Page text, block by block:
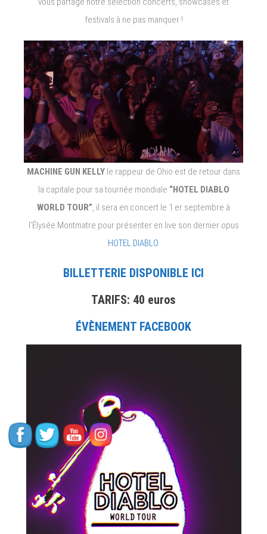
Common,
Baam,
Brittany
Howard,
l’Huma,
Jazz
à
la
Villette,
Machine
Kelly,
Niro,
festivals à ne pas manquer !
MACHINE GUN KELLY le rappeur de Ohio est de retour dans
la capitale pour sa tournée mondiale “HOTEL DIABLO
WORLD TOUR”, il sera en concert le 1 er septembre à
l’Élysée Montmatre pour présenter en live son dernier opus
HOTEL DIABLO.
BILLETTERIE DISPONIBLE ICI
TARIFS: 40 euros
ÉVÈNEMENT FACEBOOK